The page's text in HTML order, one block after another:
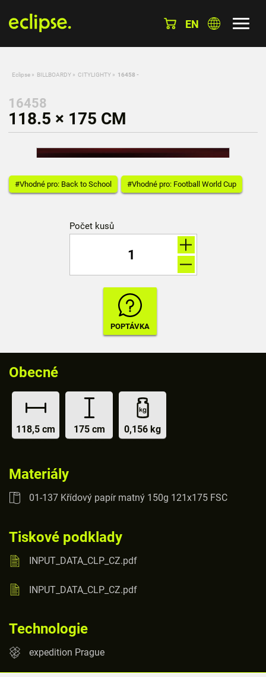
EN
Eclipse » BILLBOARDY » CITYLIGHTY » 16458 -
16458
118.5 × 175 CM
#Vhodné pro: Back to School #Vhodné pro: Football World Cup
Počet kusů
Obecné
118,5 cm 175 cm 0,156 kg
Materiály
01-137 Křídový papír matný 150g 121x175 FSC
Tiskové podklady
INPUT_DATA_CLP_CZ.pdf
INPUT_DATA_CLP_CZ.pdf
Technologie
expedition Prague